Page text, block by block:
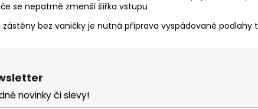
se nepatrně zmenší šířka vstupu
zástěny bez vaničky je nutná příprava vyspádované
novinky či slevy!